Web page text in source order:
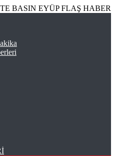
BASIN EYÜP FLAŞ HABER